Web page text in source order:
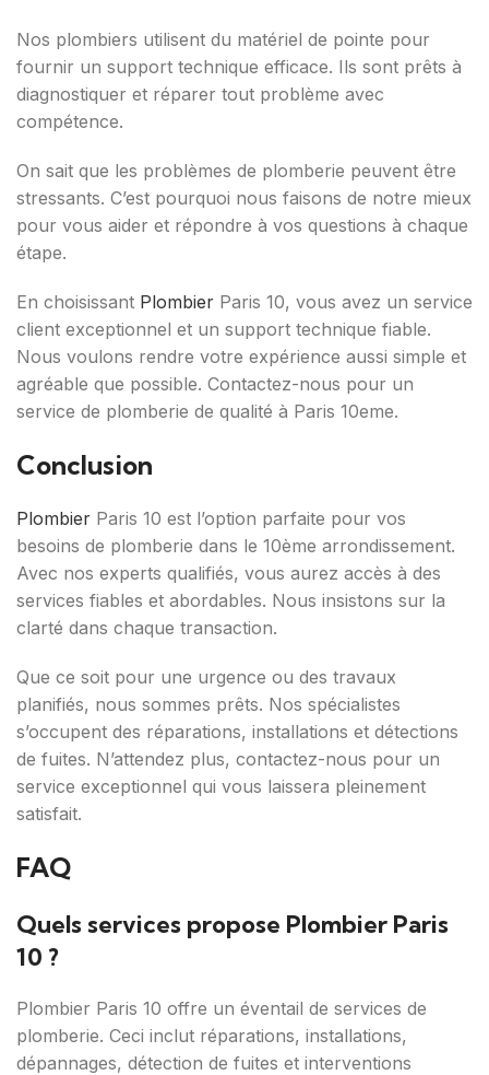
Nos plombiers utilisent du matériel de pointe pour
fournir un support technique efficace. Ils sont prêts à
diagnostiquer et réparer tout problème avec
compétence.
On sait que les problèmes de plomberie peuvent être
stressants. C’est pourquoi nous faisons de notre mieux
pour vous aider et répondre à vos questions à chaque
étape.
En choisissant Plombier Paris 10, vous avez un service
client exceptionnel et un support technique fiable.
Nous voulons rendre votre expérience aussi simple et
agréable que possible. Contactez-nous pour un
service de plomberie de qualité à Paris 10eme.
Conclusion
Plombier Paris 10 est l’option parfaite pour vos
besoins de plomberie dans le 10ème arrondissement.
Avec nos experts qualifiés, vous aurez accès à des
services fiables et abordables. Nous insistons sur la
clarté dans chaque transaction.
Que ce soit pour une urgence ou des travaux
planifiés, nous sommes prêts. Nos spécialistes
s’occupent des réparations, installations et détections
de fuites. N’attendez plus, contactez-nous pour un
service exceptionnel qui vous laissera pleinement
satisfait.
FAQ
Quels services propose Plombier Paris
10 ?
Plombier Paris 10 offre un éventail de services de
plomberie. Ceci inclut réparations, installations,
dépannages, détection de fuites et interventions